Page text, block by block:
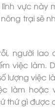
vực này
trại sẽ
người lao
việc làm.
lượng việc
làm hoặc
thứ gì được